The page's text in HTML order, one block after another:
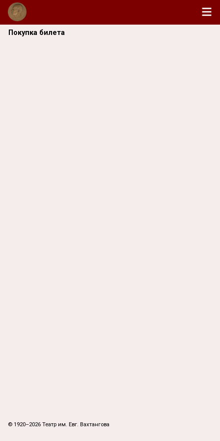
Покупка билета
© 1920–2026 Театр им. Евг. Вахтангова